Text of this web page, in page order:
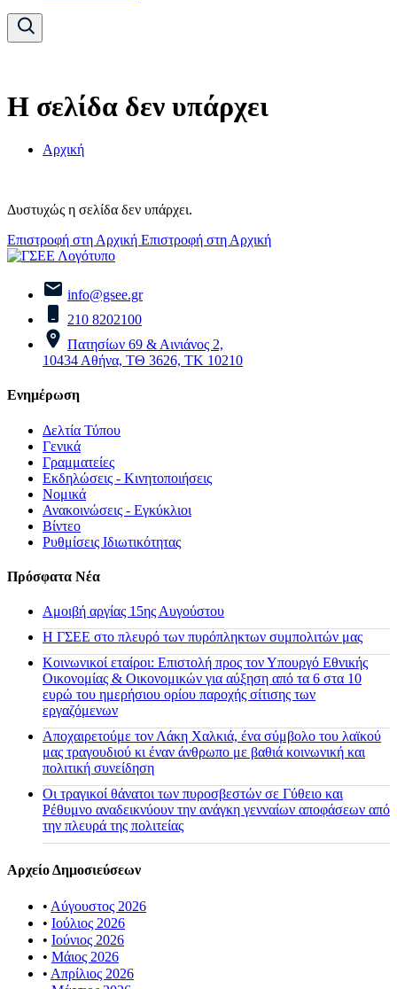
Η σελίδα δεν υπάρχει
Αρχική
Δυστυχώς η σελίδα δεν υπάρχει.
Επιστροφή στη Αρχική Επιστροφή στη Αρχική
info@gsee.gr
210 8202100
Πατησίων 69 & Αινιάνος 2,
10434 Αθήνα, ΤΘ 3626, ΤΚ 10210
Ενημέρωση
Δελτία Τύπου
Γενικά
Γραμματείες
Εκδηλώσεις - Κινητοποιήσεις
Νομικά
Ανακοινώσεις - Εγκύκλιοι
Βίντεο
Ρυθμίσεις Ιδιωτικότητας
Πρόσφατα Νέα
Αμοιβή αργίας 15ης Αυγούστου
H ΓΣΕΕ στο πλευρό των πυρόπληκτων συμπολιτών μας
Κοινωνικοί εταίροι: Επιστολή προς τον Υπουργό Εθνικής
Οικονομίας & Οικονομικών για αύξηση από τα 6 στα 10
ευρώ του ημερήσιου ορίου παροχής σίτισης των
εργαζόμενων
Αποχαιρετούμε τον Λάκη Χαλκιά, ένα σύμβολο του λαϊκού
μας τραγουδιού κι έναν άνθρωπο με βαθιά κοινωνική και
πολιτική συνείδηση
Οι τραγικοί θάνατοι των πυροσβεστών σε Γύθειο και
Ρέθυμνο αναδεικνύουν την ανάγκη γενναίων αποφάσεων από
την πλευρά της πολιτείας
Αρχείο Δημοσιεύσεων
• Αύγουστος 2026
• Ιούλιος 2026
• Ιούνιος 2026
• Μάιος 2026
• Απρίλιος 2026